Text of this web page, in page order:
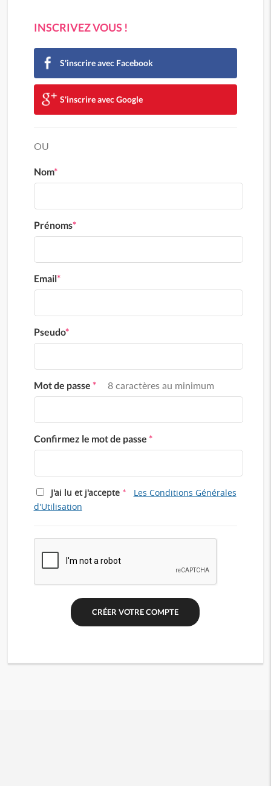
INSCRIVEZ VOUS !
S'inscrire avec Facebook
S'inscrire avec Google
OU
Nom*
Prénoms*
Email*
Pseudo*
Mot de passe * 8 caractères au minimum
Confirmez le mot de passe *
J'ai lu et j'accepte *
Les Conditions Générales
d'Utilisation